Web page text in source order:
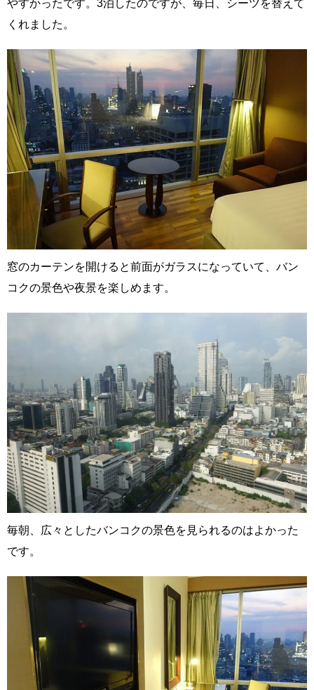
やすかったです。3泊したのですが、毎日、シーツを替えて
くれました。
窓のカーテンを開けると前面がガラスになっていて、バン
コクの景色や夜景を楽しめます。
毎朝、広々としたバンコクの景色を見られるのはよかった
です。